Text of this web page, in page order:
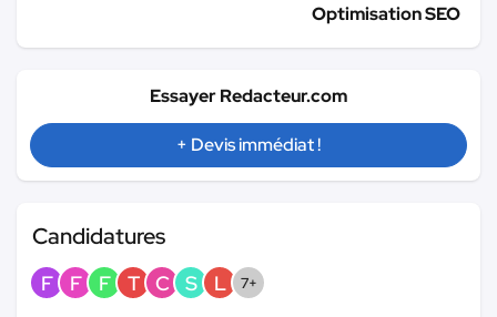
Optimisation SEO
Essayer Redacteur.com
+ Devis immédiat !
Candidatures
F F F T C S L 7+